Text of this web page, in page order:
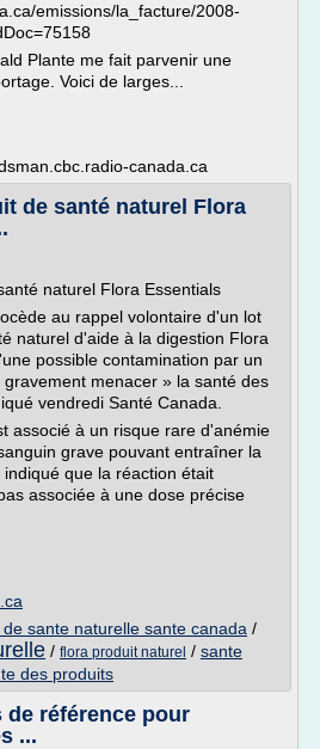
emissions/la_facture/2008-
Plante me fait parvenir une
Voici de larges...
canada.ca
de santé naturel Flora
naturel Flora Essentials
au rappel volontaire d'un lot
naturel d'aide à la digestion Flora
possible contamination par un
menacer » la santé des
vendredi Santé Canada.
associé à un risque rare d'anémie
grave pouvant entraîner la
que la réaction était
associée à une dose précise
de sante naturelle sante canada /
/ flora produit naturel / sante
des produits
de référence pour
...